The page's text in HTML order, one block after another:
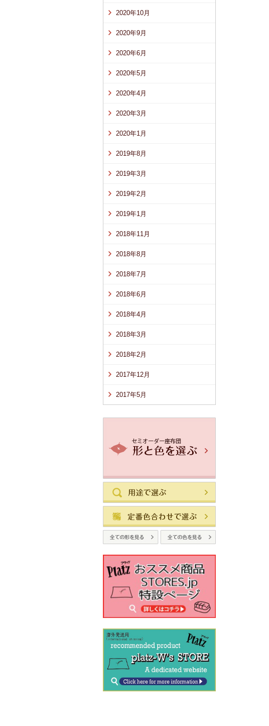
2020年10月
2020年9月
2020年6月
2020年5月
2020年4月
2020年3月
2020年1月
2019年8月
2019年3月
2019年2月
2019年1月
2018年11月
2018年8月
2018年7月
2018年6月
2018年4月
2018年3月
2018年2月
2017年12月
2017年5月